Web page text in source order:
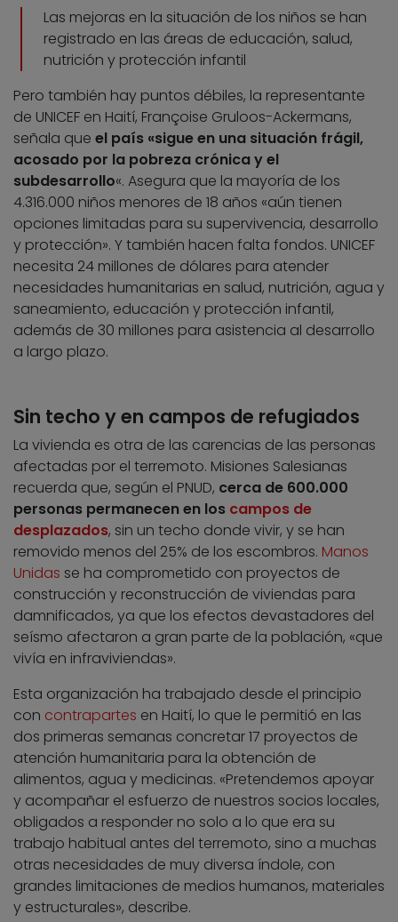
Las mejoras en la situación de los niños se han
registrado en las áreas de educación, salud,
nutrición y protección infantil
Pero también hay puntos débiles, la representante
de UNICEF en Haití, Françoise Gruloos-Ackermans,
señala que el país «sigue en una situación frágil,
acosado por la pobreza crónica y el
subdesarrollo«. Asegura que la mayoría de los
4.316.000 niños menores de 18 años «aún tienen
opciones limitadas para su supervivencia, desarrollo
y protección». Y también hacen falta fondos. UNICEF
necesita 24 millones de dólares para atender
necesidades humanitarias en salud, nutrición, agua y
saneamiento, educación y protección infantil,
además de 30 millones para asistencia al desarrollo
a largo plazo.
Sin techo y en campos de refugiados
La vivienda es otra de las carencias de las personas
afectadas por el terremoto. Misiones Salesianas
recuerda que, según el PNUD, cerca de 600.000
personas permanecen en los campos de
desplazados, sin un techo donde vivir, y se han
removido menos del 25% de los escombros. Manos
Unidas se ha comprometido con proyectos de
construcción y reconstrucción de viviendas para
damnificados, ya que los efectos devastadores del
seísmo afectaron a gran parte de la población, «que
vivía en infraviviendas».
Esta organización ha trabajado desde el principio
con contrapartes en Haití, lo que le permitió en las
dos primeras semanas concretar 17 proyectos de
atención humanitaria para la obtención de
alimentos, agua y medicinas. «Pretendemos apoyar
y acompañar el esfuerzo de nuestros socios locales,
obligados a responder no solo a lo que era su
trabajo habitual antes del terremoto, sino a muchas
otras necesidades de muy diversa índole, con
grandes limitaciones de medios humanos, materiales
y estructurales», describe.